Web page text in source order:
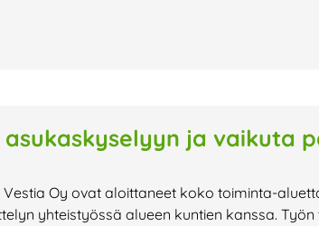
ja vaikuta
Oy ovat aloittaneet koko toiminta-
yhteistyössä alueen kuntien kanssa. Työn